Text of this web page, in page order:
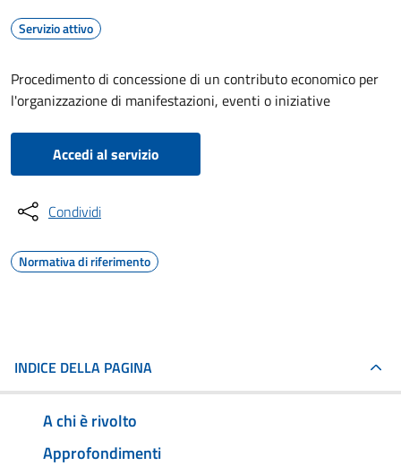
Servizio attivo
Procedimento di concessione di un contributo economico per
l'organizzazione di manifestazioni, eventi o iniziative
Accedi al servizio
Condividi
Normativa di riferimento
INDICE DELLA PAGINA
A chi è rivolto
Approfondimenti